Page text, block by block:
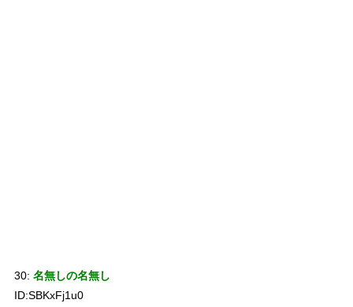
30: 名無しの名無し
ID:SBKxFj1u0